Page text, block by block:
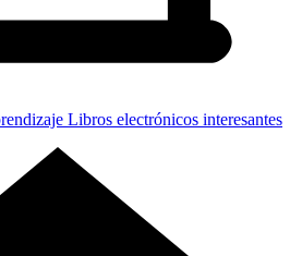
Libros electrónicos interesantes